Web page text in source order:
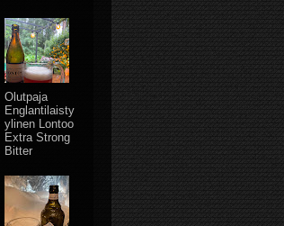
Olutpaja
Englantilaisty
ylinen Lontoo
Extra Strong
Bitter